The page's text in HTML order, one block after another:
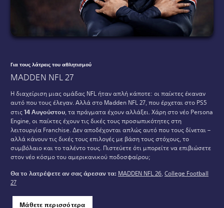
Για τους λάτρεις του αθλητισμού
MADDEN NFL 27
Η διαχείριση μιας ομάδας NFL ήταν απλή κάποτε: οι παίκτες έκαναν
αυτό που τους έλεγαν. Αλλά στο Madden NFL 27, που έρχεται στο PS5
στις14 Αυγούστου, τα πράγματα έχουν αλλάξει. Χάρη στο νέο Persona
Engine, οι παίκτες έχουν τις δικές τους προσωπικότητες στη
λειτουργία Franchise. Δεν αποδέχονται απλώς αυτό που τους δίνεται –
αλλά κάνουν τις δικές τους επιλογές με βάση τους στόχους, το
συμβόλαιο και το ταλέντο τους. Πιστεύετε ότι μπορείτε να επιβιώσετε
στον νέο κόσμο του αμερικανικού ποδοσφαίρου;
Θα το λατρέψετε αν σας άρεσαν τα: MADDEN NFL 26,College Football
27
Μάθετε περισσότερα